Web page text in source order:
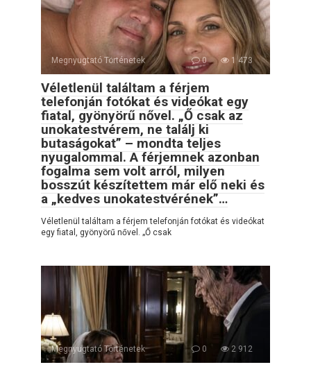
Megnyugtató Történetek 0 1 473
Véletlenül találtam a férjem
telefonján fotókat és videókat egy
fiatal, gyönyörű nővel. „Ő csak az
unokatestvérem, ne találj ki
butaságokat” – mondta teljes
nyugalommal. A férjemnek azonban
fogalma sem volt arról, milyen
bosszút készítettem már elő neki és
a „kedves unokatestvérének”…
Véletlenül találtam a férjem telefonján fotókat és videókat
egy fiatal, gyönyörű nővel. „Ő csak
Megnyugtató Történetek 0 2 912